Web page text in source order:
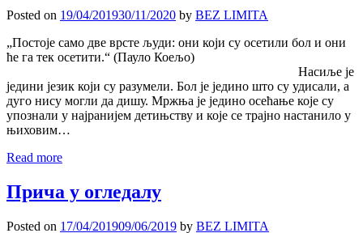
Posted on 19/04/201930/11/2020 by BEZ LIMITA
„Постоје само две врсте људи: они који су осетили бол и они
ће га тек осетити.“ (Пауло Коељо)
Насиље је
једини језик који су разумели. Бол је једино што су удисали, а
дуго нису могли да дишу. Мржња је једино осећање које су
упознали у најранијем детињству и које се трајно настанило у
њиховим…
Read more
Прича у огледалу
Posted on 17/04/201909/06/2019 by BEZ LIMITA